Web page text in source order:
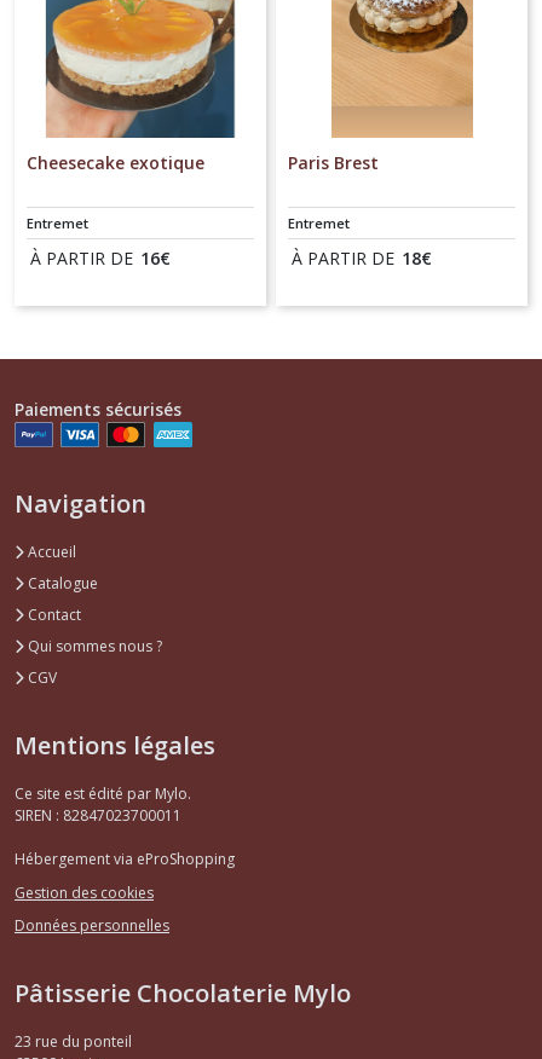
Cheesecake exotique
Entremet
À PARTIR DE 16€
Paris Brest
Entremet
À PARTIR DE 18€
Paiements sécurisés
Navigation
Accueil
Catalogue
Contact
Qui sommes nous ?
CGV
Mentions légales
Ce site est édité par Mylo.
SIREN : 82847023700011
Hébergement via eProShopping
Gestion des cookies
Données personnelles
Pâtisserie Chocolaterie Mylo
23 rue du ponteil